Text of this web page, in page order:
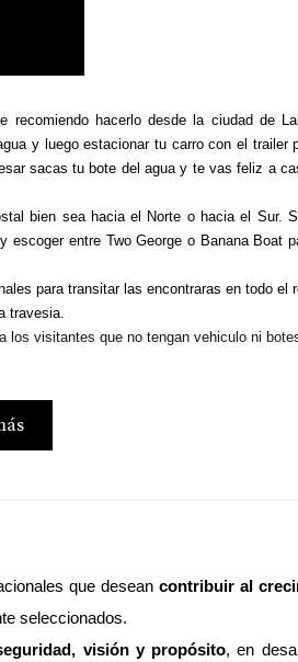
hacerlo desde la ciudad de
y luego estacionar tu carro con el trailer
sacas tu bote del agua y te vas feliz a
bien sea hacia el Norte o hacia el Sur.
entre Two George o Banana Boat
para transitar las encontraras en todo el
travesia.
visitantes que no tengan vehiculo ni
que desean contribuir al
seleccionados.
visión y propósito, en